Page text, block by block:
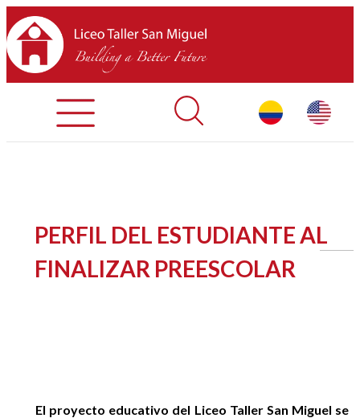
INICIO
SOBRE LTSM
PERFIL DEL ESTUDIANTE AL
FINALIZAR PREESCOLAR
El proyecto educativo del Liceo Taller San Miguel se